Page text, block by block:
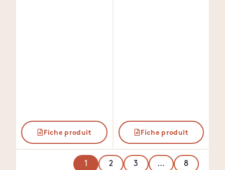
Fiche produit Fiche produit
1 2 3 … 8